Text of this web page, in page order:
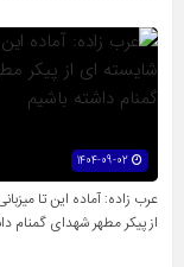
1404-09-02
عرب زاده: آماده این تا
از پیکر مطهر شهدای گمنام